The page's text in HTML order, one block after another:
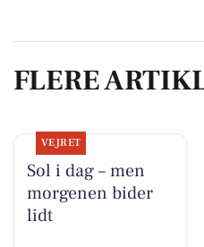
FLERE
VEJRET
Sol i dag – men
morgenen bider
lidt